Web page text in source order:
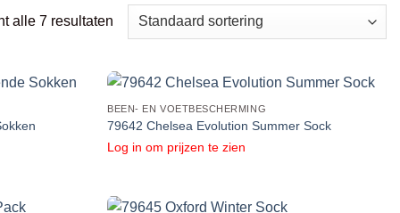
alle 7 resultaten
BEEN- EN VOETBESCHERMING
79642 Chelsea Evolution Summer Sock
Log in om prijzen te zien